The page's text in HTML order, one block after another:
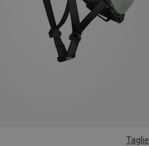
Taglie